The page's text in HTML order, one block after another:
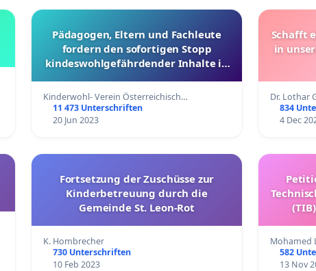
Pädagogen, Eltern und Fachleute
fordern den sofortigen Stopp
kindeswohlgefährdender Inhalte in
Kinderwohl- Verein Österreichisch…
11 473 Unterschriften
20 Jun 2023
Schafft
in
Dr. Lothar
834
4 Dec
Fortsetzung der Zuschüsse zur
Kinderbetreuung durch die
Gemeinde St. Leon-Rot
K. Hombrecher
730 Unterschriften
10 Feb 2023
Mohamed
582
13 Nov